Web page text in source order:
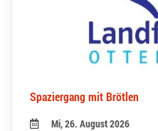
Spaziergang mit Brötlen
Mi, 26. August 2026